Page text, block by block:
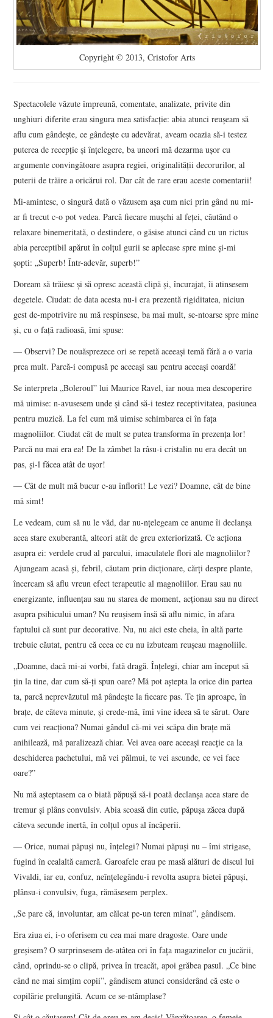
Copyright © 2013, Cristofor Arts
Spectacolele văzute împreună, comentate, analizate, privite din
unghiuri diferite erau singura mea satisfacție: abia atunci reușeam să
aflu cum gândește, ce gândește cu adevărat, aveam ocazia să-i testez
puterea de recepție și înțelegere, ba uneori mă dezarma ușor cu
argumente convingătoare asupra regiei, originalității decorurilor, al
puterii de trăire a oricărui rol. Dar cât de rare erau aceste comentarii!
Mi-amintesc, o singură dată o văzusem așa cum nici prin gând nu mi-
ar fi trecut c-o pot vedea. Parcă fiecare mușchi al feței, căutând o
relaxare binemeritată, o destindere, o găsise atunci când cu un rictus
abia perceptibil apărut în colțul gurii se aplecase spre mine și-mi
șopti: „Superb! Într-adevăr, superb!”
Doream să trăiesc și să opresc această clipă și, încurajat, îi atinsesem
degetele. Ciudat: de data acesta nu-i era prezentă rigiditatea, niciun
gest de-mpotrivire nu mă respinsese, ba mai mult, se-ntoarse spre mine
și, cu o față radioasă, îmi spuse:
― Observi? De nouăsprezece ori se repetă aceeași temă fără a o varia
prea mult. Parcă-i compusă pe aceeași sau pentru aceeași coardă!
Se interpreta „Boleroul” lui Maurice Ravel, iar noua mea descoperire
mă uimise: n-avusesem unde și când să-i testez receptivitatea, pasiunea
pentru muzică. La fel cum mă uimise schimbarea ei în fața
magnoliilor. Ciudat cât de mult se putea transforma în prezența lor!
Parcă nu mai era ea! De la zâmbet la râsu-i cristalin nu era decât un
pas, și-l făcea atât de ușor!
― Cât de mult mă bucur c-au înflorit! Le vezi? Doamne, cât de bine
mă simt!
Le vedeam, cum să nu le văd, dar nu-nțelegeam ce anume îi declanșa
acea stare exuberantă, alteori atât de greu exteriorizată. Ce acționa
asupra ei: verdele crud al parcului, imaculatele flori ale magnoliilor?
Ajungeam acasă și, febril, căutam prin dicționare, cărți despre plante,
încercam să aflu vreun efect terapeutic al magnoliilor. Erau sau nu
energizante, influențau sau nu starea de moment, acționau sau nu direct
asupra psihicului uman? Nu reușisem însă să aflu nimic, în afara
faptului că sunt pur decorative. Nu, nu aici este cheia, în altă parte
trebuie căutat, pentru că ceea ce eu nu izbuteam reușeau magnoliile.
„Doamne, dacă mi-ai vorbi, fată dragă. Înțelegi, chiar am început să
țin la tine, dar cum să-ți spun oare? Mă pot aștepta la orice din partea
ta, parcă neprevăzutul mă pândește la fiecare pas. Te țin aproape, în
brațe, de câteva minute, și crede-mă, îmi vine ideea să te sărut. Oare
cum vei reacționa? Numai gândul că-mi vei scăpa din brațe mă
anihilează, mă paralizează chiar. Vei avea oare aceeași reacție ca la
deschiderea pachetului, mă vei pălmui, te vei ascunde, ce vei face
oare?”
Nu mă așteptasem ca o biată păpușă să-i poată declanșa acea stare de
tremur și plâns convulsiv. Abia scoasă din cutie, păpușa zăcea după
câteva secunde inertă, în colțul opus al încăperii.
― Orice, numai păpuși nu, înțelegi? Numai păpuși nu – îmi strigase,
fugind în cealaltă cameră. Garoafele erau pe masă alături de discul lui
Vivaldi, iar eu, confuz, neînțelegându-i revolta asupra bietei păpuși,
plânsu-i convulsiv, fuga, rămăsesem perplex.
„Se pare că, involuntar, am călcat pe-un teren minat”, gândisem.
Era ziua ei, i-o oferisem cu cea mai mare dragoste. Oare unde
greșisem? O surprinsesem de-atâtea ori în fața magazinelor cu jucării,
când, oprindu-se o clipă, privea în treacăt, apoi grăbea pasul. „Ce bine
când ne mai simțim copii”, gândisem atunci considerând că este o
copilărie prelungită. Acum ce se-ntâmplase?